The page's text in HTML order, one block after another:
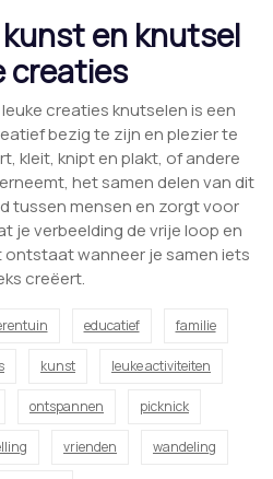
en knutsel
creaties
creaties knutselen is een
bezig te zijn en plezier te
kleit, knipt en plakt, of andere
het samen delen van dit
tussen mensen en zorgt voor
je verbeelding de vrije loop en
wanneer je samen iets
creëert.
educatief familie
kunst leuke activiteiten
ontspannen picknick
vrienden wandeling